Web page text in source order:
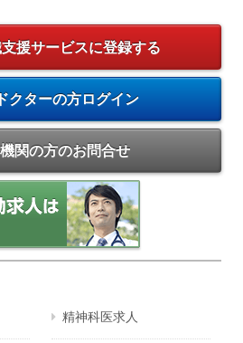
支援サービスに登録する
クターの方ログイン
関の方のお問合せ
精神科医求人